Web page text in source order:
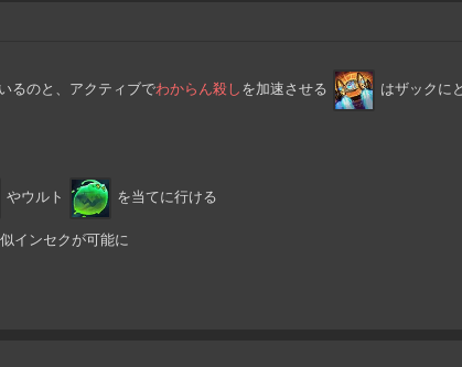
るのと、アクティブでわからん殺しを加速させる はザックに
やウルト を当てに行ける
インセクが可能に